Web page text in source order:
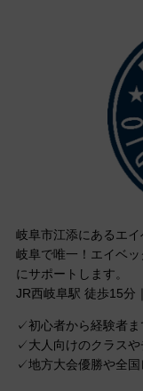
岐阜市江添にあるエ
岐阜で唯一！エイベ
にサポートします。
JR西岐阜駅 徒歩15分
✓初心者から経験者
✓大人向けのクラス
✓地方大会優勝や全